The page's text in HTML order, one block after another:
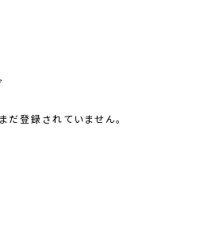
だ登録されていません。